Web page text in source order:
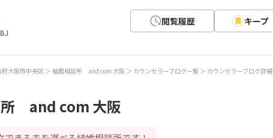
閲覧履歴 キープ
府大阪市中央区 結婚相談所 and com 大阪 カウンセラーブログ一覧 カウンセラーブログ詳細
所 and com 大阪